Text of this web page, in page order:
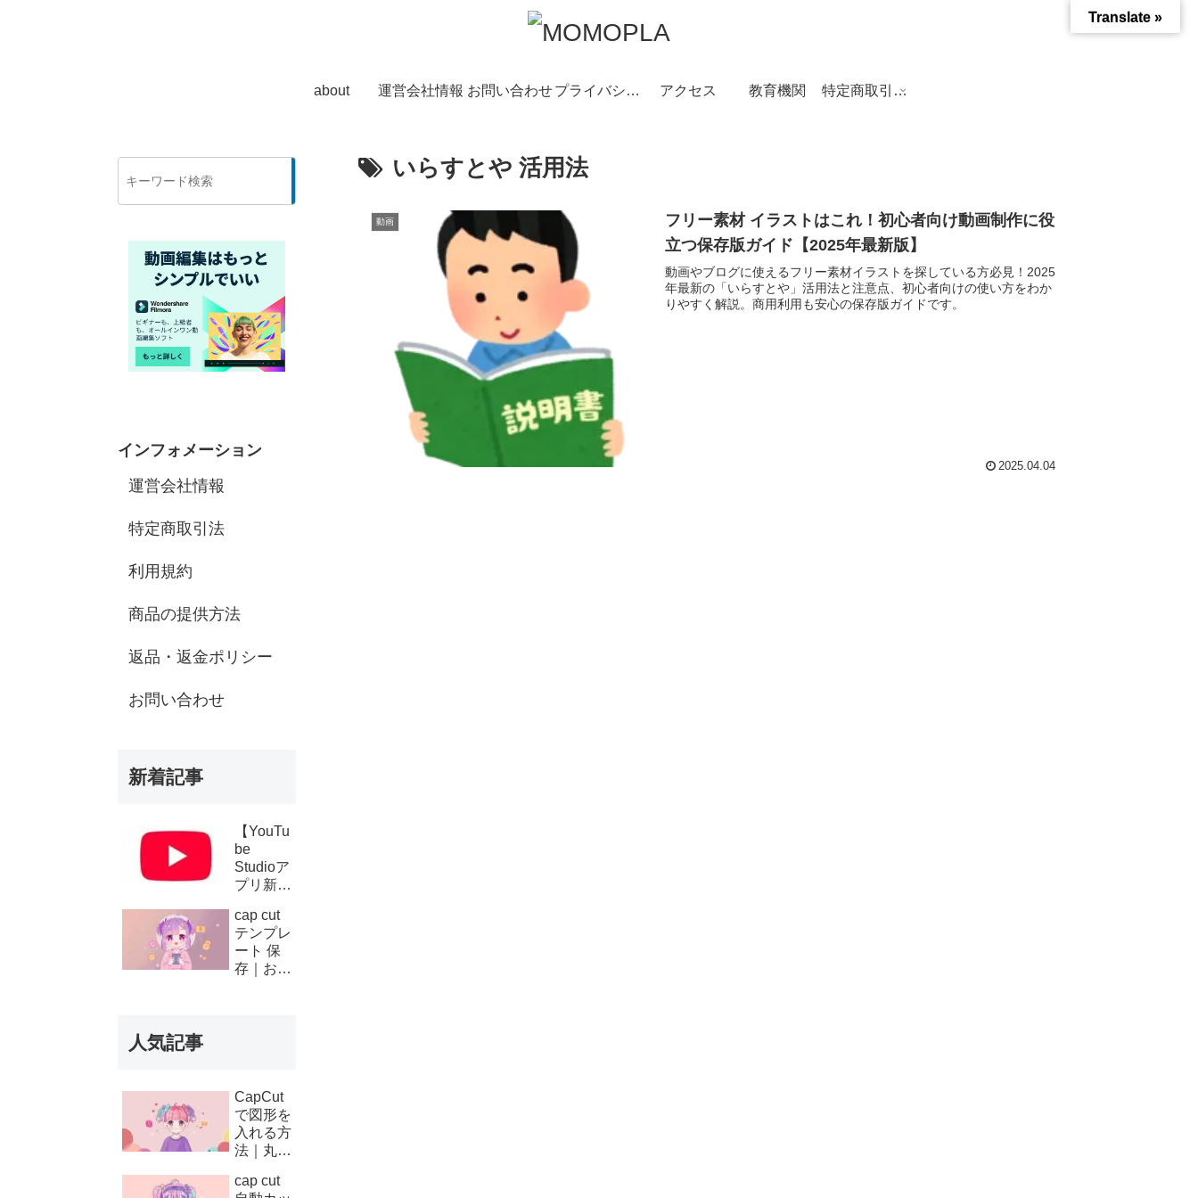
about 運営会社情報 お問い合わせ プライバシーポリシー アクセス 教育機関 特定商取引法に基づく表記
いらすとや 活用法
動画
フリー素材 イラストはこれ！初心者向け動画制作に役
立つ保存版ガイド【2025年最新版】
動画やブログに使えるフリー素材イラストを探している方必見！2025
年最新の「いらすとや」活用法と注意点、初心者向けの使い方をわか
りやすく解説。商用利用も安心の保存版ガイドです。
2025.04.04
インフォメーション
運営会社情報
特定商取引法
利用規約
商品の提供方法
返品・返金ポリシー
お問い合わせ
新着記事
【YouTu
be
Studioア
プリ新機
チャンネ
ルの収
益・支払
い履歴が
cap cut
テンプレ
ート 保
存｜お気
人気記事
CapCut
で図形を
入れる方
法｜丸・
角の使い
cap cut
Translate »